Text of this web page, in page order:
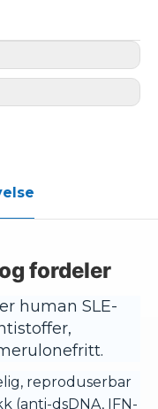
fordeler
human SLE-
reproduserbar
(anti-dsDNA, IFN-